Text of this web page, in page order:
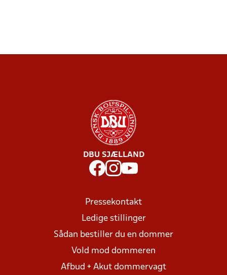
DBU SJÆLLAND
Pressekontakt
Ledige stillinger
Sådan bestiller du en dommer
Vold mod dommeren
Afbud + Akut dommervagt